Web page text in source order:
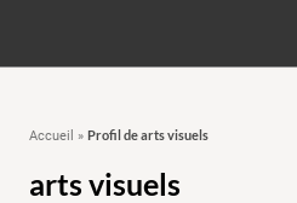
Accueil » Profil de arts visuels
arts visuels